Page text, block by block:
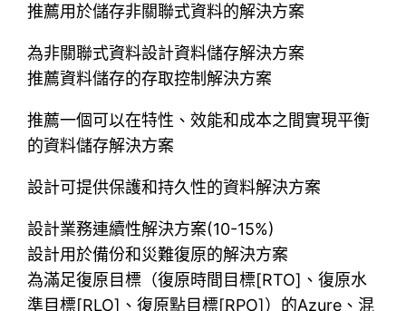
推薦用於儲存非關聯式資料的解決方案
為非關聯式資料設計資料儲存解決方案
推薦資料儲存的存取控制解決方案
推薦一個可以在特性、效能和成本之間實現平衡
的資料儲存解決方案
設計可提供保護和持久性的資料解決方案
設計業務連續性解決方案(10-15%)
設計用於備份和災難復原的解決方案
為滿足復原目標（復原時間目標[RTO]、復原水
準目標[RLO]、復原點目標[RPO]）的Azure、混